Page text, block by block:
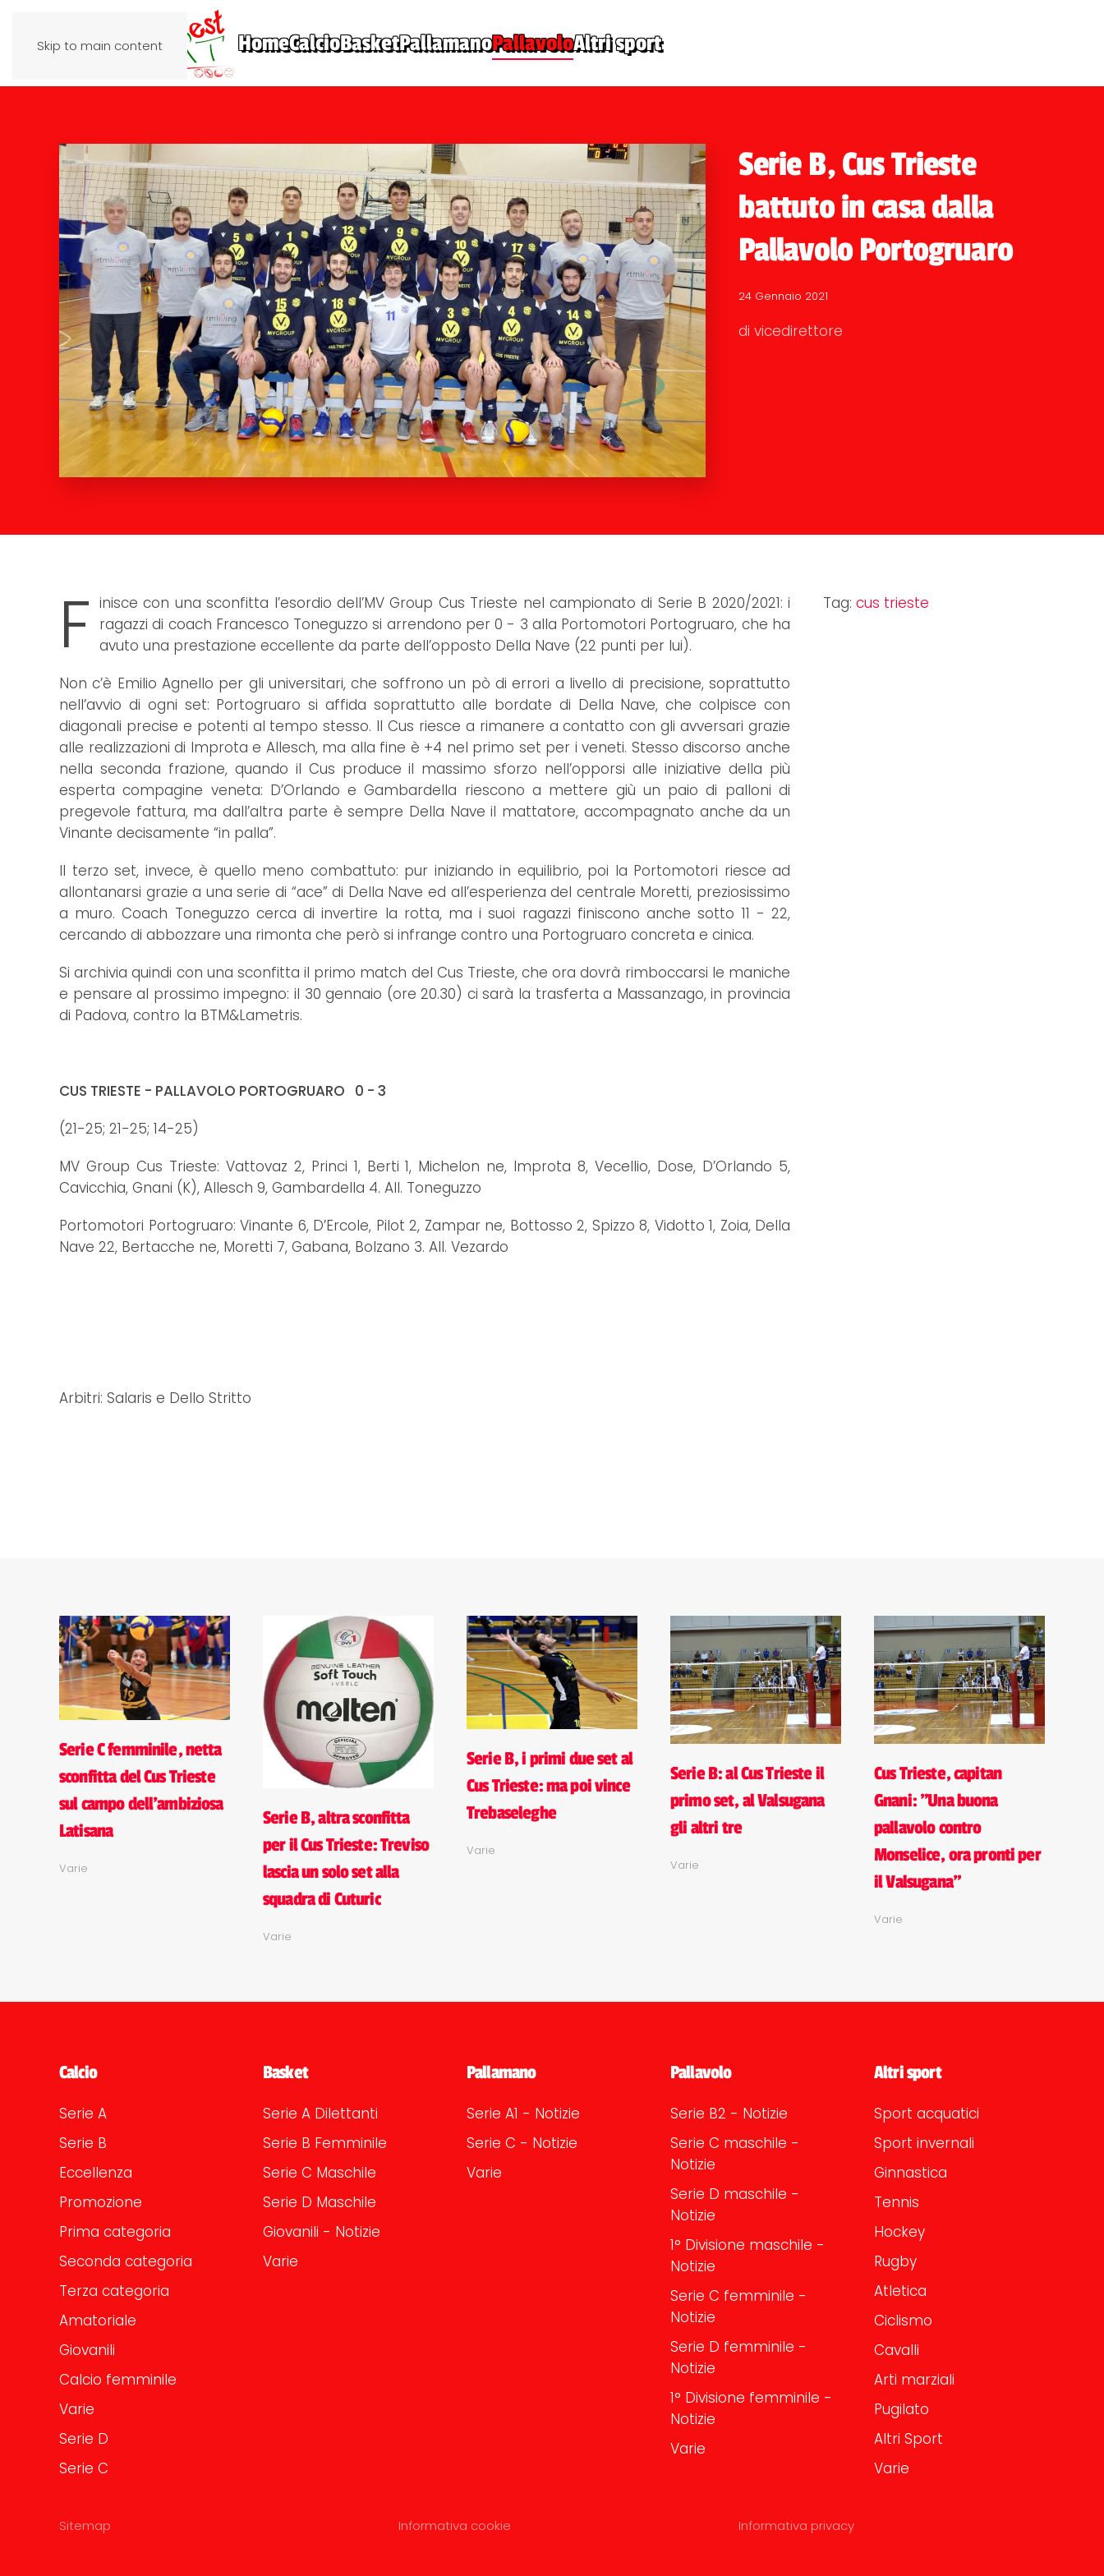
Skip to main content HomeCalcioBasketPallamanoPallavoloAltri sport
Serie B, Cus Trieste
battuto in casa dalla
Pallavolo Portogruaro
24 Gennaio 2021
di vicedirettore
F inisce con una sconfitta l’esordio dell’MV Group Cus Trieste nel campionato di Serie B 2020/2021: i
ragazzi di coach Francesco Toneguzzo si arrendono per 0 - 3 alla Portomotori Portogruaro, che ha
avuto una prestazione eccellente da parte dell’opposto Della Nave (22 punti per lui).
Non c’è Emilio Agnello per gli universitari, che soffrono un pò di errori a livello di precisione, soprattutto
nell’avvio di ogni set: Portogruaro si affida soprattutto alle bordate di Della Nave, che colpisce con
diagonali precise e potenti al tempo stesso. Il Cus riesce a rimanere a contatto con gli avversari grazie
alle realizzazioni di Improta e Allesch, ma alla fine è +4 nel primo set per i veneti. Stesso discorso anche
nella seconda frazione, quando il Cus produce il massimo sforzo nell’opporsi alle iniziative della più
esperta compagine veneta: D’Orlando e Gambardella riescono a mettere giù un paio di palloni di
pregevole fattura, ma dall’altra parte è sempre Della Nave il mattatore, accompagnato anche da un
Vinante decisamente “in palla”.
Il terzo set, invece, è quello meno combattuto: pur iniziando in equilibrio, poi la Portomotori riesce ad
allontanarsi grazie a una serie di “ace” di Della Nave ed all’esperienza del centrale Moretti, preziosissimo
a muro. Coach Toneguzzo cerca di invertire la rotta, ma i suoi ragazzi finiscono anche sotto 11 - 22,
cercando di abbozzare una rimonta che però si infrange contro una Portogruaro concreta e cinica.
Si archivia quindi con una sconfitta il primo match del Cus Trieste, che ora dovrà rimboccarsi le maniche
e pensare al prossimo impegno: il 30 gennaio (ore 20.30) ci sarà la trasferta a Massanzago, in provincia
di Padova, contro la BTM&Lametris.
CUS TRIESTE - PALLAVOLO PORTOGRUARO 0 - 3
(21-25; 21-25; 14-25)
MV Group Cus Trieste: Vattovaz 2, Princi 1, Berti 1, Michelon ne, Improta 8, Vecellio, Dose, D’Orlando 5,
Cavicchia, Gnani (K), Allesch 9, Gambardella 4. All. Toneguzzo
Portomotori Portogruaro: Vinante 6, D’Ercole, Pilot 2, Zampar ne, Bottosso 2, Spizzo 8, Vidotto 1, Zoia, Della
Nave 22, Bertacche ne, Moretti 7, Gabana, Bolzano 3. All. Vezardo
Arbitri: Salaris e Dello Stritto
Tag: cus trieste
Serie C femminile, netta
sconfitta del Cus Trieste
sul campo dell'ambiziosa
Latisana
Varie
Serie B, altra sconfitta
per il Cus Trieste: Treviso
lascia un solo set alla
squadra di Cuturic
Varie
Serie B, i primi due set al
Cus Trieste: ma poi vince
Trebaseleghe
Varie
Serie B: al Cus Trieste il
primo set, al Valsugana
gli altri tre
Varie
Cus Trieste, capitan
Gnani: "Una buona
pallavolo contro
Monselice, ora pronti per
il Valsugana"
Varie
Calcio
Serie A
Serie B
Eccellenza
Promozione
Prima categoria
Seconda categoria
Terza categoria
Amatoriale
Giovanili
Calcio femminile
Varie
Serie D
Serie C
Basket
Serie A Dilettanti
Serie B Femminile
Serie C Maschile
Serie D Maschile
Giovanili - Notizie
Varie
Pallamano
Serie A1 - Notizie
Serie C - Notizie
Varie
Pallavolo
Serie B2 - Notizie
Serie C maschile -
Notizie
Serie D maschile -
Notizie
1° Divisione maschile -
Notizie
Serie C femminile -
Notizie
Serie D femminile -
Notizie
1° Divisione femminile -
Notizie
Varie
Altri sport
Sport acquatici
Sport invernali
Ginnastica
Tennis
Hockey
Rugby
Atletica
Ciclismo
Cavalli
Arti marziali
Pugilato
Altri Sport
Varie
Sitemap Informativa cookie Informativa privacy